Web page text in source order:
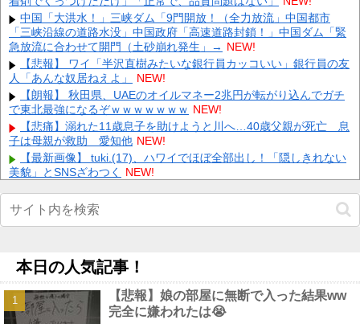
と詰められる… 他
NEW!
【恐怖】 家族葬・一日葬なら安いという風潮、完全に嘘だっ
た・・・・ NEW!
中国政府「台風１３号に三峡ダムが耐えられない！全開放流し
ろ！」⇒ 下流域の街が壊滅状態ｗｗｗｗｗ
【驚愕】 社長「役立たずの中年社員解雇したら若手もみんな辞め
てしまった…」 NEW!
【速報】 齋藤飛鳥さんの下着ｗｗｗｗｗｗｗｗ （※画像あり）
NEW!
Powered by livedoor 相互RSS
中国「大洪水！」三峡ダム「9門開放！（全力放流」中国都市
「三峡沿線の道路水没」中国政府「高速道路封鎖！」中国ダム「緊
急放流に合わせて開門（土砂崩れ発生」→ NEW!
【悲報】 ワイ「半沢直樹みたいな銀行員カッコいい」銀行員の友
人「あんな奴居ねえよ」
NEW!
【朗報】 秋田県、UAEのオイルマネー2兆円が転がり込んでガチ
で東北最強になるぞｗｗｗｗｗｗｗ NEW!
【悲痛】溺れた11歳息子を助けようと川へ…40歳父親が死亡 息
子は母親が救助 愛知他 NEW!
【最新画像】 tuki.(17)、ハワイでほぼ全部出し！「隠しきれない
美貌」とSNSざわつく
NEW!
wwwwwwwwwwwwwwwwwwwwwwwwwww他
【画像】 女さん「私、垢抜けたかな？」お○ぱいボロンｗｗｗ
ョンデは1年間かけて1328台他
【画像】 後藤真希さん、歴史に残る「三大エ□画像」がこちらｗ
ｗｗｗｗｗ NEW!
【にじさんじ】おニュイがナルホドくんに驚いとる他
本日の人気記事！
【悲報】娘の部屋に無断で入った結果ww
完全に嫌われたは😭